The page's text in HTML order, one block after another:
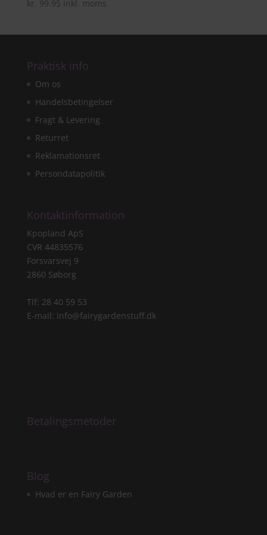
kr. 99.95 inkl. moms
Praktisk info
Om os
Handelsbetingelser
Fragt & Levering
Returret
Reklamationsret
Persondatapolitik
Kontaktinformation
Kpopland ApS
CVR 44835576
Forsvarsvej 9
2860 Søborg
Tlf: 28 40 59 53
E-mail: info@fairygardenstuff.dk
Betalingsmetoder
Blog
Hvad er en Fairy Garden